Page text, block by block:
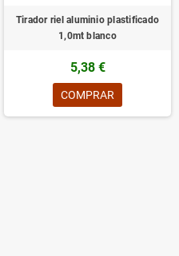
Tirador riel aluminio plastificado
1,0mt blanco
5,38 €
COMPRAR